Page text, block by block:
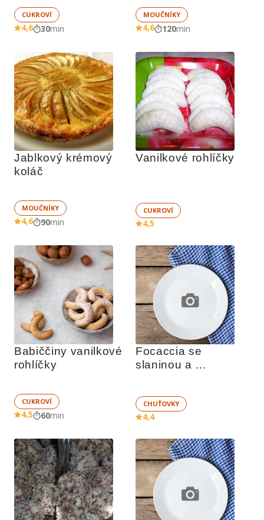
CUKROVÍ
4,6 30min
MOUČNÍKY
4,6 120min
Jablkový krémový
koláč
MOUČNÍKY
4,6 90min
Vanilkové rohlíčky
CUKROVÍ
4,5
Babiččiny vanilkové
rohlíčky
CUKROVÍ
4,5 60min
Focaccia se
slaninou a
CHUŤOVKY
4,4